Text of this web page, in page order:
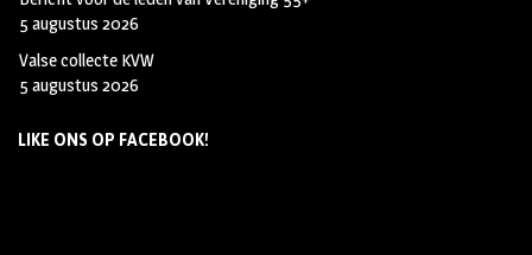
5 augustus 2026
Valse collecte KVW
5 augustus 2026
LIKE ONS OP FACEBOOK!